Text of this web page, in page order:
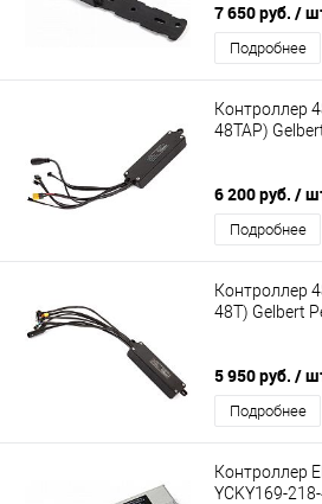
7 650 руб. /
Подробнее
Контроллер
48TAP)
6 200 руб. /
Подробнее
Контроллер
48T) Gelbert
5 950 руб. /
Подробнее
Контроллер
YCKY169-